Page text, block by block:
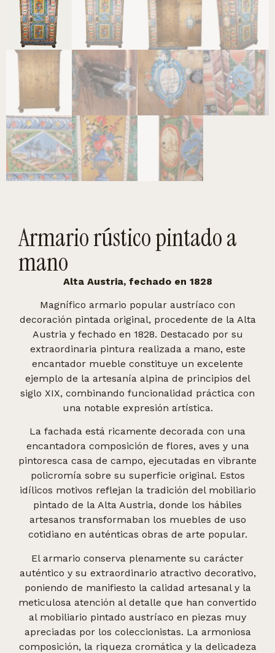
Armario rústico pintado a
mano
Alta Austria, fechado en 1828
Magnífico armario popular austríaco con
decoración pintada original, procedente de la Alta
Austria y fechado en 1828. Destacado por su
extraordinaria pintura realizada a mano, este
encantador mueble constituye un excelente
ejemplo de la artesanía alpina de principios del
siglo XIX, combinando funcionalidad práctica con
una notable expresión artística.
La fachada está ricamente decorada con una
encantadora composición de flores, aves y una
pintoresca casa de campo, ejecutadas en vibrante
policromía sobre su superficie original. Estos
idílicos motivos reflejan la tradición del mobiliario
pintado de la Alta Austria, donde los hábiles
artesanos transformaban los muebles de uso
cotidiano en auténticas obras de arte popular.
El armario conserva plenamente su carácter
auténtico y su extraordinario atractivo decorativo,
poniendo de manifiesto la calidad artesanal y la
meticulosa atención al detalle que han convertido
al mobiliario pintado austríaco en piezas muy
apreciadas por los coleccionistas. La armoniosa
composición, la riqueza cromática y la delicadeza